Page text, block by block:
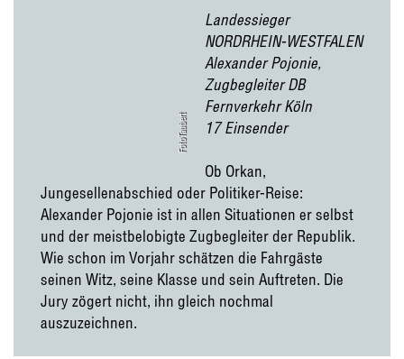
FotoTaubert
Landessieger
NORDRHEIN-WESTFALEN
Alexander Pojonie,
Zugbegleiter DB
Fernverkehr Köln
17 Einsender
Ob Orkan,
Jungesellenabschied oder Politiker-Reise:
Alexander Pojonie ist in allen Situationen er selbst
und der meistbelobigte Zugbegleiter der Republik.
Wie schon im Vorjahr schätzen die Fahrgäste
seinen Witz, seine Klasse und sein Auftreten. Die
Jury zögert nicht, ihn gleich nochmal
auszuzeichnen.